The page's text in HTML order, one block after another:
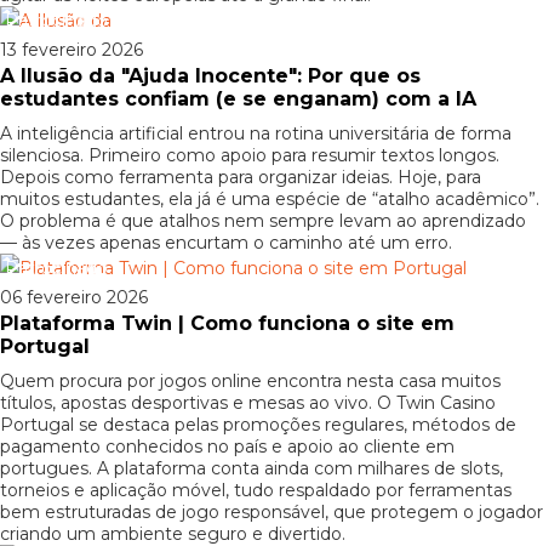
Patrocinado
13 fevereiro 2026
A Ilusão da "Ajuda Inocente": Por que os
estudantes confiam (e se enganam) com a IA
A inteligência artificial entrou na rotina universitária de forma
silenciosa. Primeiro como apoio para resumir textos longos.
Depois como ferramenta para organizar ideias. Hoje, para
muitos estudantes, ela já é uma espécie de “atalho acadêmico”.
O problema é que atalhos nem sempre levam ao aprendizado
— às vezes apenas encurtam o caminho até um erro.
Patrocinado
06 fevereiro 2026
Plataforma Twin | Como funciona o site em
Portugal
Quem procura por jogos online encontra nesta casa muitos
títulos, apostas desportivas e mesas ao vivo. O Twin Casino
Portugal se destaca pelas promoções regulares, métodos de
pagamento conhecidos no país e apoio ao cliente em
portugues. A plataforma conta ainda com milhares de slots,
torneios e aplicação móvel, tudo respaldado por ferramentas
bem estruturadas de jogo responsável, que protegem o jogador
criando um ambiente seguro e divertido.